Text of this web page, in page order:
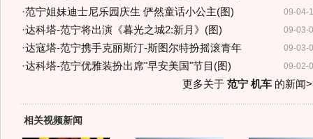
09-04-
·范宁姐妹迪士尼乐园庆生 俨然童话小公主(图)
09-03-
·达科塔-范宁将出演《暮光之城2:新月》(图)
09-03-
·达寇塔-范宁携手克丽斯汀-斯图尔特扮摇滚青年
09-02-
·达科塔-范宁优雅装扮出席"早安美国"节目(图)
更多关于 范宁 机车的新闻
相关视频新闻